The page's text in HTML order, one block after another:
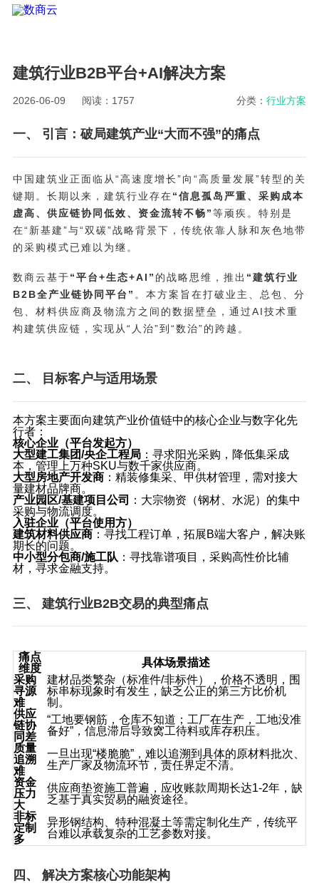
建筑行业B2B平台+AI解决方案
2026-06-09 阅读：1757 分类：行业方案
一、 引言：破局建筑产业“大而不强”的痛点
中国建筑业正面临从“高速度增长”向“高质量发展”转型的关
键期。长期以来，建筑行业存在“信息孤岛严重、采购成本
虚高、供应链协同低效、资金流转不畅”等顽疾。特别是
在“新基建”与“双碳”战略背景下，传统依靠人脉和灰色地带
的采购模式已难以为继。
数商云基于“平台+生态+AI” 的战略思维，推出 “建筑行业
B2B全产业链协同平台” 。本方案旨在打破业主、总包、分
包、材料供应商及物流方之间的数据壁垒，通过AI技术重
构建筑供应链，实现从“人治”到“数治”的跨越。
二、 目标客户与适用场景
本方案主要面向建筑产业价值链中的核心企业与数字化先
行者：
核心企业（平台发起方）
大型建工集团/央企工程局：寻求阳光采购，降低集采成
本，管理上万种SKU与数千家供应商。
大型房地产开发商：精装修集采、甲供材管理，需对接大
量建材品牌商。
产业园区/基建项目公司
：大宗物资（钢材、水泥）的集中
采购与物流调度。
入驻企业（平台使用方）
建筑材料供应商：寻找工程订单，拓展B端大客户，解决账
期长的问题。
中小型分包商/施工队 ：寻找靠谱项目，采购高性价比辅
材，寻求金融支持。
三、 建筑行业B2B交易的典型痛点
痛点
维度
具体场景描述
采购
寻源
难
建材品类繁杂（标准件/非标件），价格不透明，围
标串标现象时有发生，缺乏公正的第三方比价机
制。
供应
链协
同差
“工地要钢筋，仓库不知道；工厂在生产，工地没准
备好”，信息滞后导致窝工待料或库存积压。
质量
追溯
难
一旦出现“楼脆脆”，难以追溯到具体的原材料批次、
生产厂家及物流环节，责任界定不清。
资金
压力
大
供应商垫资施工普遍，应收账款周期长达1‑2年，缺
乏基于真实贸易的融资途径。
非标
定制
多
异形钢结构、特种混凝土等需定制化生产，传统平
台难以承载复杂的工艺参数对接。
四、 解决方案核心功能架构